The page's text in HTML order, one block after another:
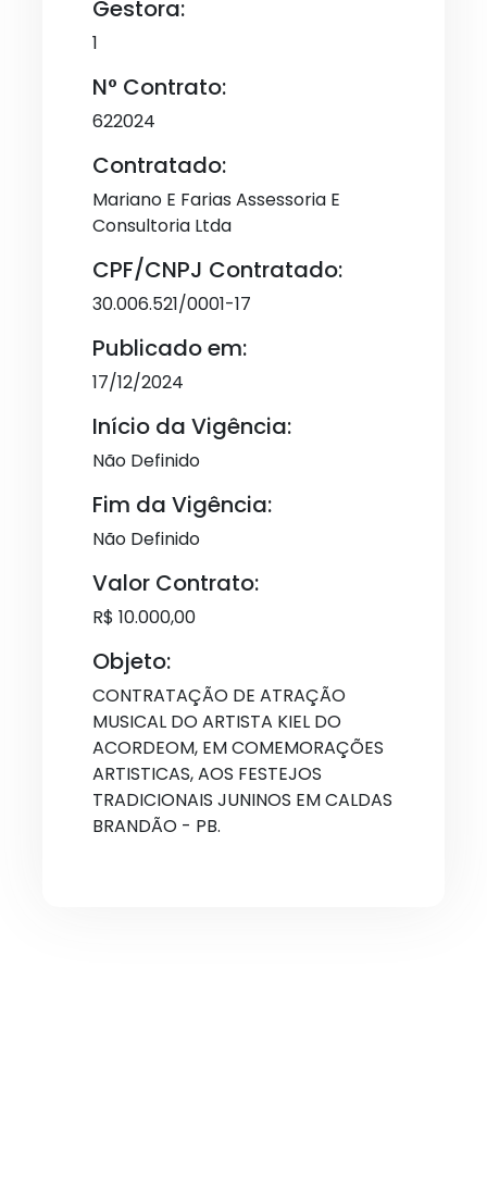
Gestora:
1
N° Contrato:
622024
Contratado:
Mariano E Farias Assessoria E
Consultoria Ltda
CPF/CNPJ Contratado:
30.006.521/0001-17
Publicado em:
17/12/2024
Início da Vigência:
Não Definido
Fim da Vigência:
Não Definido
Valor Contrato:
R$ 10.000,00
Objeto:
CONTRATAÇÃO DE ATRAÇÃO
MUSICAL DO ARTISTA KIEL DO
ACORDEOM, EM COMEMORAÇÕES
ARTISTICAS, AOS FESTEJOS
TRADICIONAIS JUNINOS EM CALDAS
BRANDÃO - PB.